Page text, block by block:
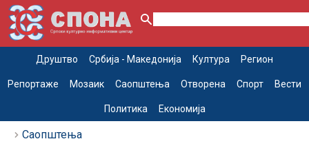
Друштво Србија - Македонија Култура Регион
Репортаже Мозаик Саопштења Отворена Спорт Вести
Политика Економија
Саопштења